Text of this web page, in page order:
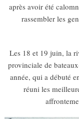
après avoir été
rassembler les
Les 18 et 19 juin, la
provinciale de
année, qui a débuté
réuni les